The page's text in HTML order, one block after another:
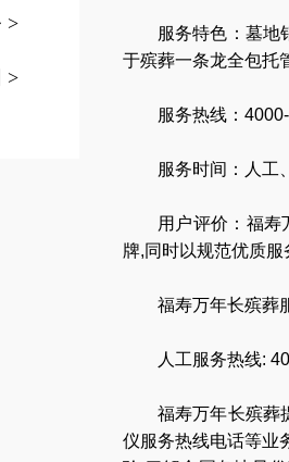
>
>
服务特色： 墓地
于殡葬一条龙全包托
服务热线：
服务时间：人工
用户评价：福寿
牌,同时以规范优质服
福寿万年长殡葬
人工服务热线:
福寿万年长殡葬
仪服务热线电话等业